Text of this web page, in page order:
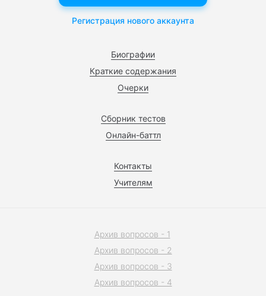
Биографии
Краткие содержания
Очерки
Сборник тестов
Онлайн-баттл
Контакты
Учителям
Регистрация нового аккаунта
Архив вопросов - 1
Архив вопросов - 2
Архив вопросов - 3
Архив вопросов - 4